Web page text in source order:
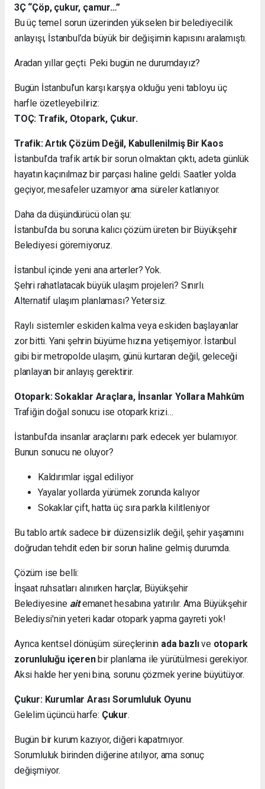
3Ç “Çöp, çukur, çamur…”
Bu üç temel sorun üzerinden yükselen bir belediyecilik
anlayışı, İstanbul’da büyük bir değişimin kapısını aralamıştı.
Aradan yıllar geçti. Peki bugün ne durumdayız?
Bugün İstanbul’un karşı karşıya olduğu yeni tabloyu üç
harfle özetleyebiliriz:
TOÇ: Trafik, Otopark, Çukur.
Trafik: Artık Çözüm Değil, Kabullenilmiş Bir Kaos
İstanbul’da trafik artık bir sorun olmaktan çıktı, adeta günlük
hayatın kaçınılmaz bir parçası haline geldi. Saatler yolda
geçiyor, mesafeler uzamıyor ama süreler katlanıyor.
Daha da düşündürücü olan şu:
İstanbul’da bu soruna kalıcı çözüm üreten bir Büyükşehir
Belediyesi göremiyoruz.
İstanbul içinde yeni ana arterler? Yok.
Şehri rahatlatacak büyük ulaşım projeleri? Sınırlı.
Alternatif ulaşım planlaması? Yetersiz.
Raylı sistemler eskiden kalma veya eskiden başlayanlar
zor bitti. Yani şehrin büyüme hızına yetişemiyor. İstanbul
gibi bir metropolde ulaşım, günü kurtaran değil, geleceği
planlayan bir anlayış gerektirir.
Otopark: Sokaklar Araçlara, İnsanlar Yollara Mahkûm
Trafiğin doğal sonucu ise otopark krizi…
İstanbul’da insanlar araçlarını park edecek yer bulamıyor.
Bunun sonucu ne oluyor?
Kaldırımlar işgal ediliyor
Yayalar yollarda yürümek zorunda kalıyor
Sokaklar çift, hatta üç sıra parkla kilitleniyor
Bu tablo artık sadece bir düzensizlik değil, şehir yaşamını
doğrudan tehdit eden bir sorun haline gelmiş durumda.
Çözüm ise belli:
İnşaat ruhsatları alınırken harçlar, Büyükşehir
Belediyesine aitemanet hesabına yatırılır. Ama Büyükşehir
Belediysi'nin yeteri kadar otopark yapma gayreti yok!
Ayrıca kentsel dönüşüm süreçlerinin ada bazlıve otopark
zorunluluğu içerenbir planlama ile yürütülmesi gerekiyor.
Aksi halde her yeni bina, sorunu çözmek yerine büyütüyor.
Çukur: Kurumlar Arası Sorumluluk Oyunu
Gelelim üçüncü harfe: Çukur.
Bugün bir kurum kazıyor, diğeri kapatmıyor.
Sorumluluk birinden diğerine atılıyor, ama sonuç
değişmiyor.